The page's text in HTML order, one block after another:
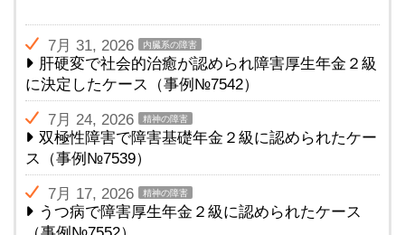
7月 31, 2026 内臓系の障害
肝硬変で社会的治癒が認められ障害厚生年金２級
に決定したケース（事例№7542）
7月 24, 2026 精神の障害
双極性障害で障害基礎年金２級に認められたケー
ス（事例№7539）
7月 17, 2026 精神の障害
うつ病で障害厚生年金２級に認められたケース